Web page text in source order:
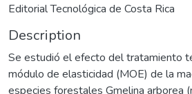
Editorial Tecnológica de Costa Rica
Description
Se estudió el efecto del tratamiento
módulo de elasticidad (MOE) de la
especies forestales Gmelina arborea